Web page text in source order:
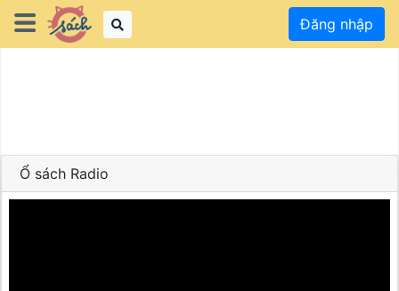
Đăng nhập
Ổ sách Radio